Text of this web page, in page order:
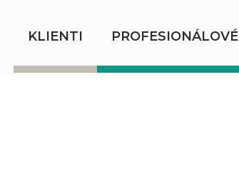
KLIENTI PROFESIONÁLOVÉ